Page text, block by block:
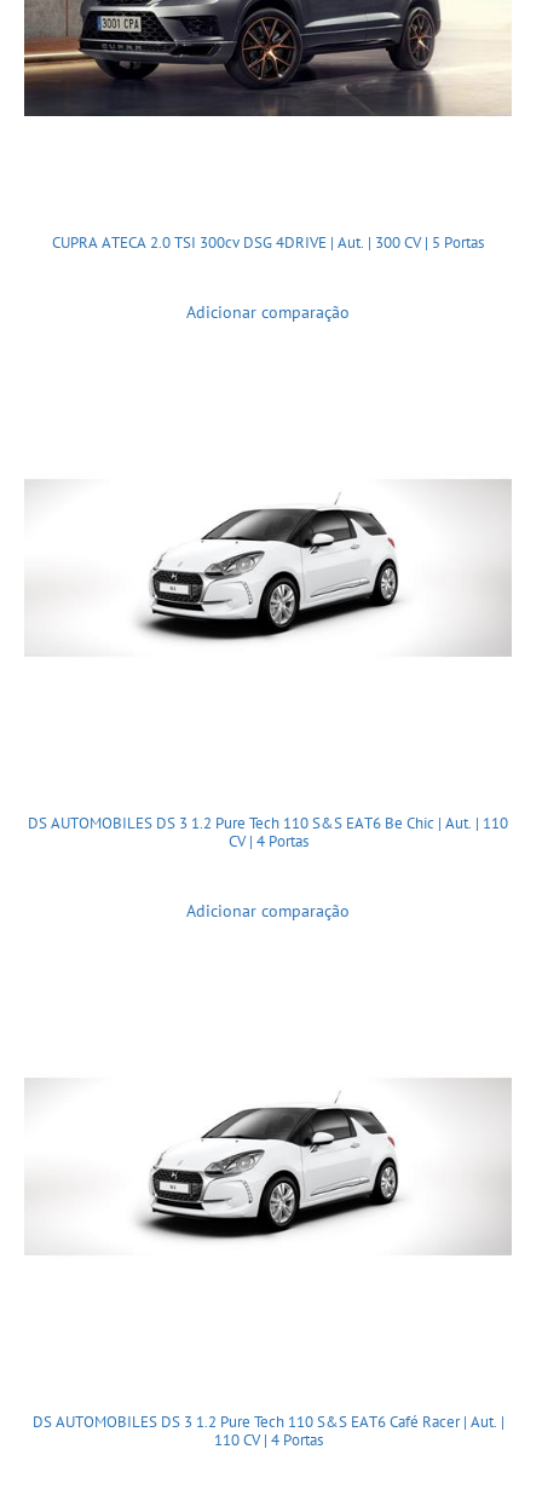
CUPRA ATECA 2.0 TSI 300cv DSG 4DRIVE | Aut. | 300 CV | 5 Portas
Adicionar comparação
DS AUTOMOBILES DS 3 1.2 Pure Tech 110 S&S EAT6 Be Chic | Aut. | 110
CV | 4 Portas
Adicionar comparação
DS AUTOMOBILES DS 3 1.2 Pure Tech 110 S&S EAT6 Café Racer | Aut. |
110 CV | 4 Portas